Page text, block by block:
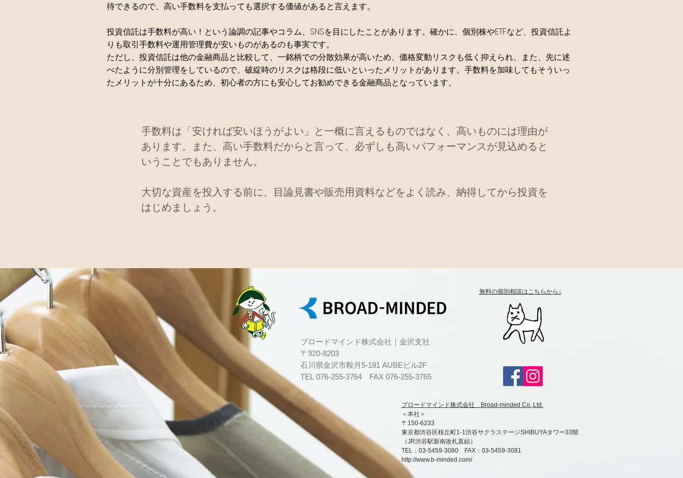
待できるので、高い手数料を支払っても選択する価値があると言えます。
投資信託は手数料が高い！という論調の記事やコラム、SNSを目にしたことがあります。確かに、個別株やETFなど、投資信託よ
りも取引手数料や運用管理費が安いものがあるのも事実です。
ただし、投資信託は他の金融商品と比較して、一銘柄での分散効果が高いため、価格変動リスクも低く抑えられ、また、先に述
べたように分別管理をしているので、破綻時のリスクは格段に低いといったメリットがあります。手数料を加味してもそういっ
たメリットが十分にあるため、初心者の方にも安心してお勧めできる金融商品となっています。
手数料は「安ければ安いほうがよい」と一概に言えるものではなく、高いものには理由が
あります。また、高い手数料だからと言って、必ずしも高いパフォーマンスが見込めると
いうことでもありません。
大切な資産を投入する前に、目論見書や販売用資料などをよく読み、納得してから投資を
はじめましょう。
​無料の個別相談はこちらから↓
ブロードマインド株式会社｜金沢支社
〒920-8203
石川県金沢市鞍月5-181 AUBEビル2F
TEL 076-255-3764 FAX 076-255-3765
ブロードマインド株式会社 Broad-minded Co.,Ltd.
＜本社＞
〒150-6233
東京都渋谷区桜丘町1-1渋谷サクラステージSHIBUYAタワー33階
（JR渋谷駅新南改札直結）
TEL：03-5459-3080 FAX：03-5459-3081
http://www.b-minded.com/